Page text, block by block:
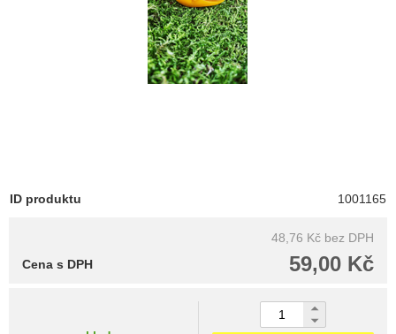
ID produktu 1001165
48,76 Kč bez DPH
59,00 Kč
Cena s DPH